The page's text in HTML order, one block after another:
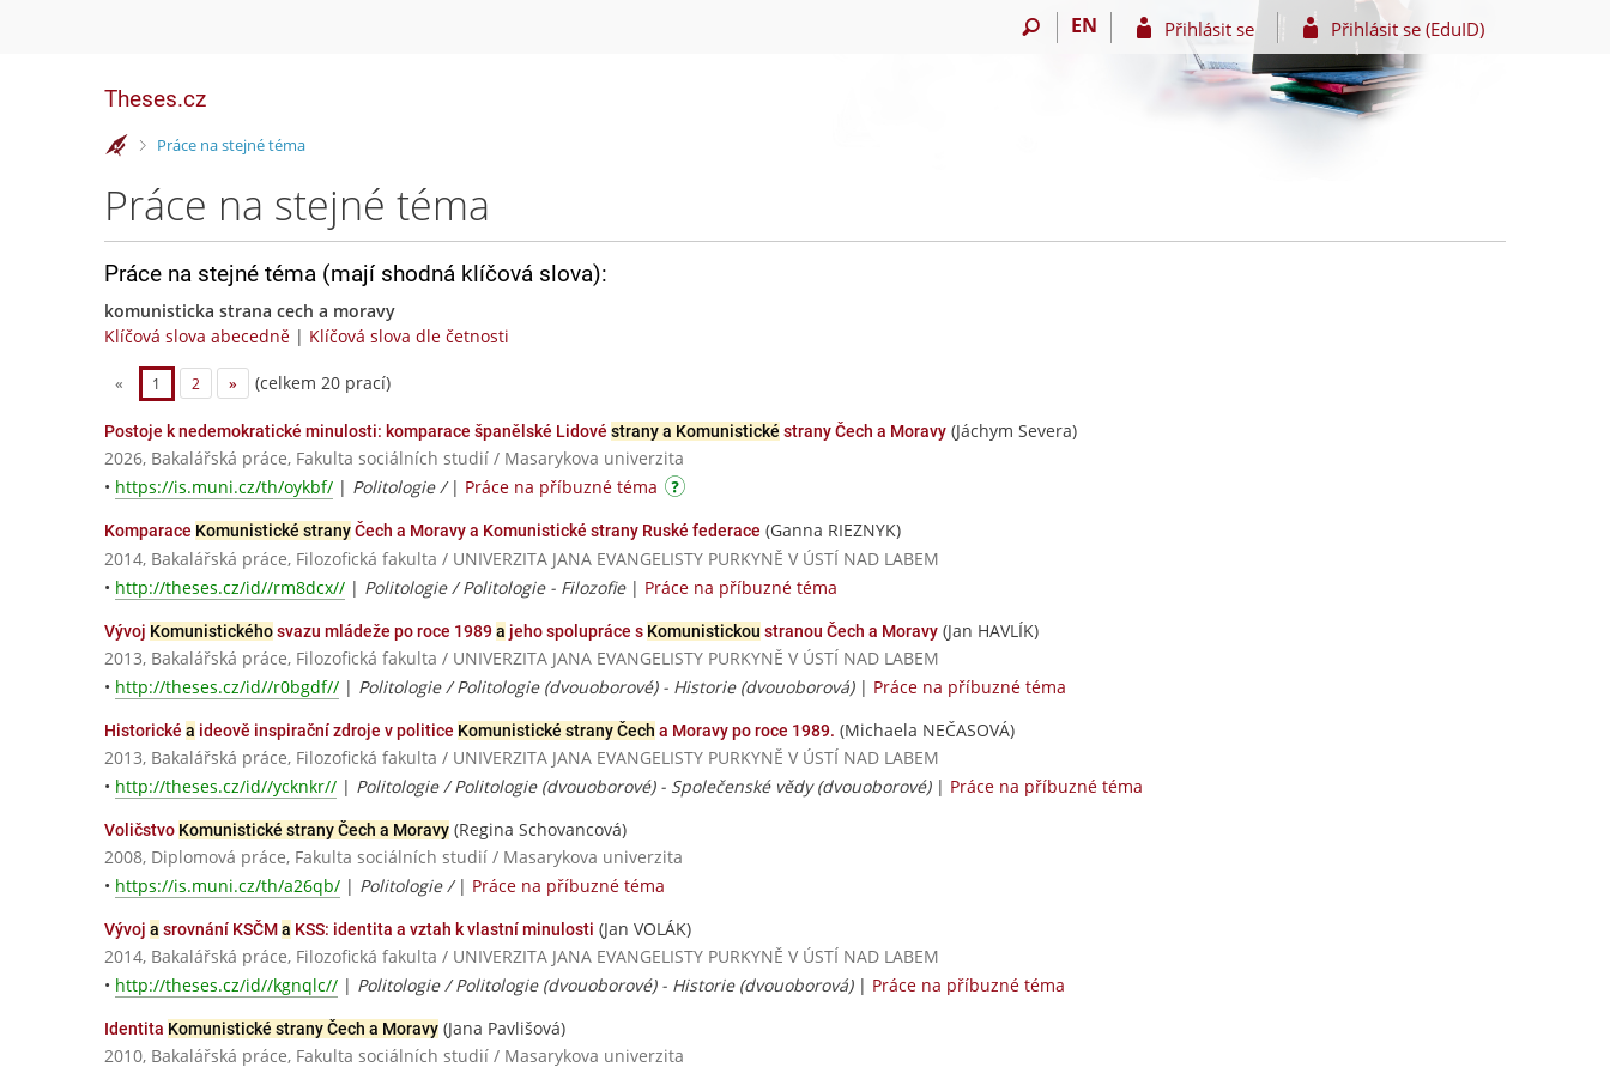
EN Přihlásit se Přihlásit se (EduID)
Theses.cz
>Práce na stejné téma
Práce na stejné téma
Práce na stejné téma (mají shodná klíčová slova):
komunisticka strana cech a moravy
Klíčová slova abecedně | Klíčová slova dle četnosti
« 1 2 » (celkem 20 prací)
Postoje k nedemokratické minulosti: komparace španělské Lidové strany a Komunistické strany Čech a Moravy (Jáchym Severa)
2026, Bakalářská práce, Fakulta sociálních studií / Masarykova univerzita
• https://is.muni.cz/th/oykbf/ | Politologie / | Práce na příbuzné téma
Komparace Komunistické stranyČech a Moravy a Komunistické strany Ruské federace (Ganna RIEZNYK)
2014, Bakalářská práce, Filozofická fakulta / UNIVERZITA JANA EVANGELISTY PURKYNĚ V ÚSTÍ NAD LABEM
• http://theses.cz/id//rm8dcx// | Politologie / Politologie - Filozofie| Práce na příbuzné téma
Vývoj Komunistickéhosvazu mládeže po roce 1989a jeho spolupráce s Komunistickou stranou Čech a Moravy (Jan HAVLÍK)
2013, Bakalářská práce, Filozofická fakulta / UNIVERZITA JANA EVANGELISTY PURKYNĚ V ÚSTÍ NAD LABEM
• http://theses.cz/id//r0bgdf// | Politologie / Politologie (dvouoborové) - Historie (dvouoborová)| Práce na příbuzné téma
Historické a ideově inspirační zdroje v politice Komunistické strany Čech a Moravy po roce 1989. (Michaela NEČASOVÁ)
2013, Bakalářská práce, Filozofická fakulta / UNIVERZITA JANA EVANGELISTY PURKYNĚ V ÚSTÍ NAD LABEM
• http://theses.cz/id//ycknkr// | Politologie / Politologie (dvouoborové) - Společenské vědy (dvouoborové)| Práce na příbuzné téma
Voličstvo Komunistické strany Čech a Moravy (Regina Schovancová)
2008, Diplomová práce, Fakulta sociálních studií / Masarykova univerzita
• https://is.muni.cz/th/a26qb/ | Politologie / | Práce na příbuzné téma
Vývoj a srovnání KSČMa KSS: identita a vztah k vlastní minulosti (Jan VOLÁK)
2014, Bakalářská práce, Filozofická fakulta / UNIVERZITA JANA EVANGELISTY PURKYNĚ V ÚSTÍ NAD LABEM
• http://theses.cz/id//kgnqlc// | Politologie / Politologie (dvouoborové) - Historie (dvouoborová)| Práce na příbuzné téma
Identita Komunistické strany Čech a Moravy (Jana Pavlišová)
2010, Bakalářská práce, Fakulta sociálních studií / Masarykova univerzita